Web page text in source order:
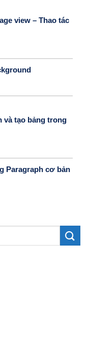
view – Thao tác
và tạo bảng trong
Paragraph cơ bản